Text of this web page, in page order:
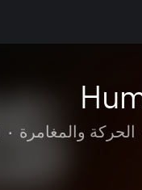
الحركة والمغامرة •